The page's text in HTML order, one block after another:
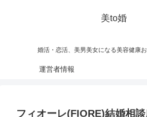
美to婚
婚活・恋活、美男美女になる美容健康
運営者情報
フィオーレ(FIORE)結婚相談